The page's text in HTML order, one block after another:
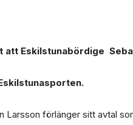
att Eskilstunabördige
Larsson förlänger sitt avtal